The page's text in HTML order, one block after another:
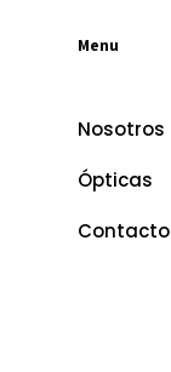
Menu
Nosotros
Ópticas
Contacto